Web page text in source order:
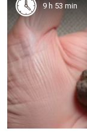
9 h 53 min